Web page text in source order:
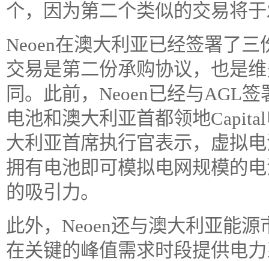
个，因为第二个类似的交易将
Neoen在澳大利亚已经签署了
交易是第二份承购协议，也是
同。此前，Neoen已经与AGL
电池和澳大利亚首都领地
大利亚首席执行官表示，虚拟
拥有电池即可模拟电网规模的
的吸引力。
此外，Neoen还与澳大利亚能
在关键的峰值需求时段提供电